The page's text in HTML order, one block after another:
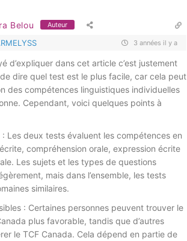
Belou Auteur
3 années il y a
d’expliquer dans cet article c’est justement
dire quel test est le plus facile, car cela peut
des compétences linguistiques individuelles
Cependant, voici quelques points à
Les deux tests évaluent les compétences en
compréhension orale, expression écrite
Les sujets et les types de questions
mais dans l’ensemble, les tests
similaires.
: Certaines personnes peuvent trouver le
plus favorable, tandis que d’autres
le TCF Canada. Cela dépend en partie de